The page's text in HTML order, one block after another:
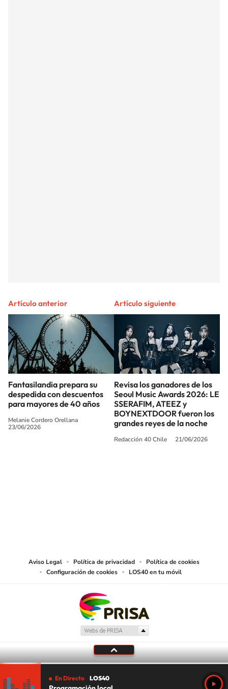
Artículo anterior
Fantasilandia prepara su
despedida con descuentos
para mayores de 40 años
Melanie Cordero Orellana
23/06/2026
Artículo siguiente
Revisa los ganadores de los
Seoul Music Awards 2026: LE
SSERAFIM, ATEEZ y
BOYNEXTDOOR fueron los
grandes reyes de la noche
Redacción 40 Chile 21/06/2026
Aviso Legal Política de privacidad
Política de cookies
Configuración de cookies
LOS40 en tu móvil
En Directo LOS40